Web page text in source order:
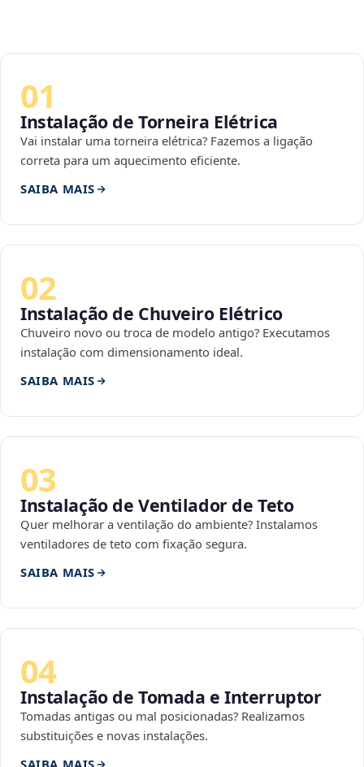
01
Instalação de Torneira Elétrica
Vai instalar uma torneira elétrica? Fazemos a ligação
correta para um aquecimento eficiente.
SAIBA MAIS
02
Instalação de Chuveiro Elétrico
Chuveiro novo ou troca de modelo antigo? Executamos
instalação com dimensionamento ideal.
SAIBA MAIS
03
Instalação de Ventilador de Teto
Quer melhorar a ventilação do ambiente? Instalamos
ventiladores de teto com fixação segura.
SAIBA MAIS
04
Instalação de Tomada e Interruptor
Tomadas antigas ou mal posicionadas? Realizamos
substituições e novas instalações.